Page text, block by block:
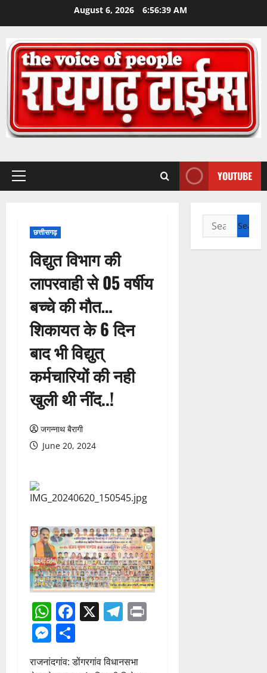
August 6, 2026 6:56:40 AM
Primary
YOUTUBE
छत्तीसगढ़
विद्युत विभाग की
लापरवाही से 05 वर्षीय
बच्चे की मौत…
शिकायत के 6 दिन
बाद भी विद्युत्
कर्मचारियों की नही
खुली थी नींद..!
जगन्नाथ बैरागी
June 20, 2024
WhatsApp
Facebook
X Telegram
Messenger
राजनांदगांव: डोंगरगांव विधानसभा
Search
for: